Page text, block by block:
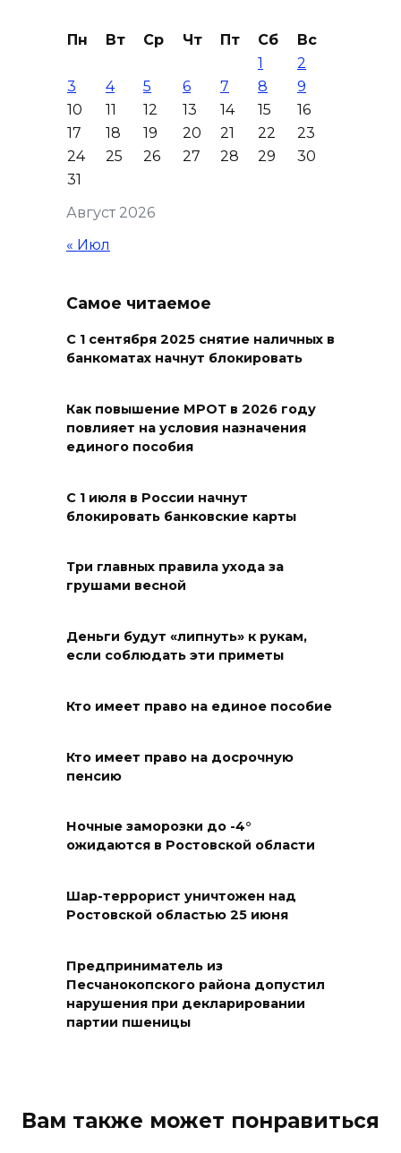
На Дону обсудили вопросы
повышения доступности
медицинской помощи с
участием федеральных
новую модульную котельную
Платовский
Это стало нашей традицией:
ростовчане установили
08 августа 2026 16:56
Журналисты «ДОН 24» вышли
на субботник в парке
08 августа 2026 15:59
нечем: как ростовчане
Рувинского от запустения
В Волгодонске мужчина
7 человек
Юрий Слюсарь поздравил
жителей Ростовской области
с Днем физкультурника
эвакуированных с пляжа в
Август 2026
Пн Вт Ср Чт Пт Сб
Вс
1
2
3
4 5 6 7 8
9
10
11 12 13 14 15
16
17
18 19 20 21 22
23
24
25 26 27 28 29
30
31
« Июл
Самое читаемое
С 1 сентября 2025 снятие наличных в
банкоматах начнут блокировать
Как повышение МРОТ в 2026 году
повлияет на условия назначения
единого пособия
С 1 июля в России начнут
блокировать банковские карты
Три главных правила ухода за
грушами весной
Деньги будут «липнуть» к рукам,
если соблюдать эти приметы
Кто имеет право на единое пособие
Кто имеет право на досрочную
пенсию
Ночные заморозки до -4°
ожидаются в Ростовской области
Шар-террорист уничтожен над
Ростовской областью 25 июня
Предприниматель из
Песчанокопского района допустил
нарушения при декларировании
партии пшеницы
Вам также может понравиться